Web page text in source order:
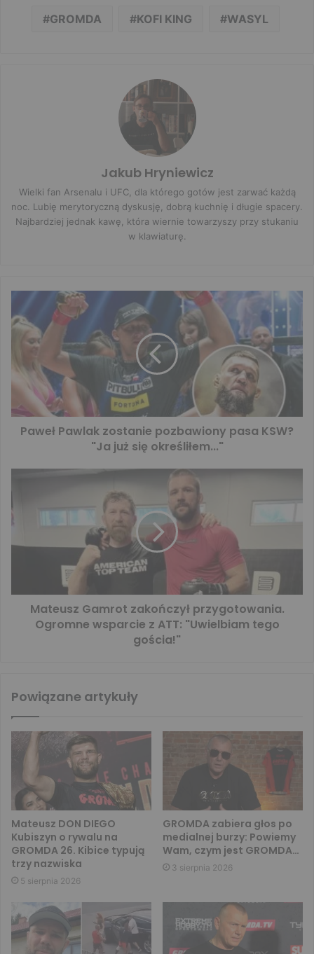
GROMDA KOFI KING WASYL
Jakub Hryniewicz
Wielki fan Arsenalu i UFC, dla którego gotów jest zarwać każdą
noc. Lubię merytoryczną dyskusję, dobrą kuchnię i długie spacery.
Najbardziej jednak kawę, która wiernie towarzyszy przy stukaniu
w klawiaturę.
Paweł Pawlak zostanie pozbawiony pasa KSW?
"Ja już się określiłem..."
Mateusz Gamrot zakończył przygotowania.
Ogromne wsparcie z ATT: "Uwielbiam tego
gościa!"
Powiązane artykuły
Mateusz DON DIEGO
Kubiszyn o rywalu na
GROMDA 26. Kibice typują
trzy nazwiska
5 sierpnia 2026
GROMDA zabiera głos po
medialnej burzy: Powiemy
Wam, czym jest GROMDA…
3 sierpnia 2026